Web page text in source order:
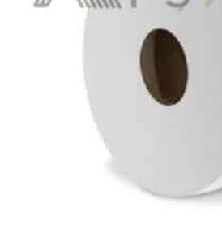
Barkod Okuyucu